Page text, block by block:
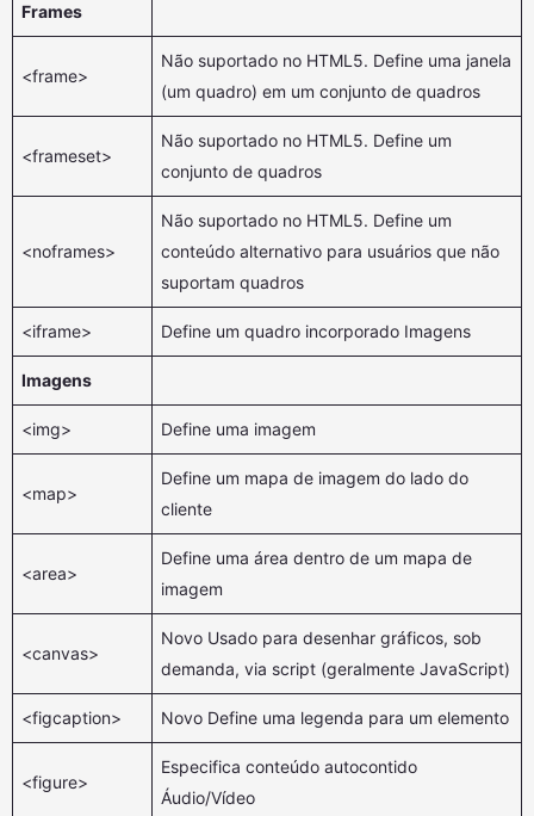
Frames
<frame>
Não suportado no HTML5. Define uma janela
(um quadro) em um conjunto de quadros
<frameset>
Não suportado no HTML5. Define um
conjunto de quadros
<noframes>
Não suportado no HTML5. Define um
conteúdo alternativo para usuários que não
suportam quadros
<iframe> Define um quadro incorporado Imagens
Imagens
<img> Define uma imagem
<map>
Define um mapa de imagem do lado do
cliente
<area>
Define uma área dentro de um mapa de
imagem
<canvas>
Novo Usado para desenhar gráficos, sob
demanda, via script (geralmente JavaScript)
<figcaption> Novo Define uma legenda para um elemento
<figure>
Especifica conteúdo autocontido
Áudio/Vídeo